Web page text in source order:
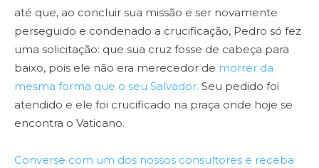
até que, ao concluir sua missão e ser novamente
perseguido e condenado a crucificação, Pedro só fez
uma solicitação: que sua cruz fosse de cabeça para
baixo, pois ele não era merecedor de morrer da
mesma forma que o seu Salvador. Seu pedido foi
atendido e ele foi crucificado na praça onde hoje se
encontra o Vaticano.
Converse com um dos nossos consultores e receba